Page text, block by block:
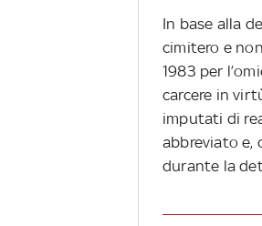
In base alla
cimitero e
1983 per
carcere in
imputati di
abbreviato e,
durante la